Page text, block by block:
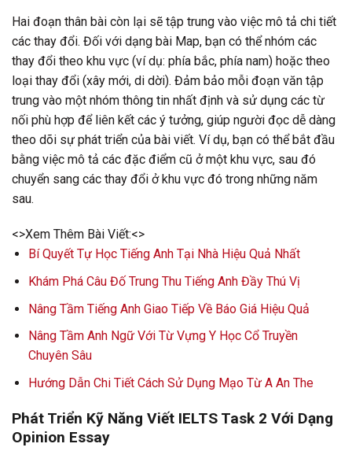
Hai đoạn thân bài còn lại sẽ tập trung vào việc mô tả chi tiết
các thay đổi. Đối với dạng bài Map, bạn có thể nhóm các
thay đổi theo khu vực (ví dụ: phía bắc, phía nam) hoặc theo
loại thay đổi (xây mới, di dời). Đảm bảo mỗi đoạn văn tập
trung vào một nhóm thông tin nhất định và sử dụng các từ
nối phù hợp để liên kết các ý tưởng, giúp người đọc dễ dàng
theo dõi sự phát triển của bài viết. Ví dụ, bạn có thể bắt đầu
bằng việc mô tả các đặc điểm cũ ở một khu vực, sau đó
chuyển sang các thay đổi ở khu vực đó trong những năm
sau.
<>Xem Thêm Bài Viết:<>
Bí Quyết Tự Học Tiếng Anh Tại Nhà Hiệu Quả Nhất
Khám Phá Câu Đố Trung Thu Tiếng Anh Đầy Thú Vị
Nâng Tầm Tiếng Anh Giao Tiếp Về Báo Giá Hiệu Quả
Nâng Tầm Anh Ngữ Với Từ Vựng Y Học Cổ Truyền
Chuyên Sâu
Hướng Dẫn Chi Tiết Cách Sử Dụng Mạo Từ A An The
Phát Triển Kỹ Năng Viết IELTS Task 2 Với Dạng
Opinion Essay